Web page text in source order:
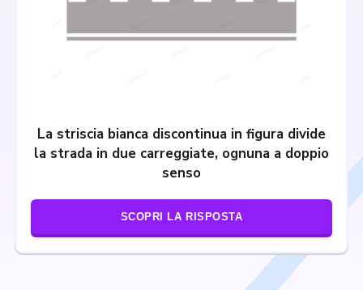
La striscia bianca discontinua in figura divide
la strada in due carreggiate, ognuna a doppio
senso
SCOPRI LA RISPOSTA